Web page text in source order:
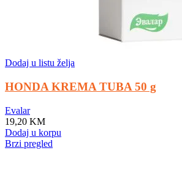
Dodaj u listu želja
HONDA KREMA TUBA 50 g
Evalar
19,20 KM
Dodaj u korpu
Brzi pregled